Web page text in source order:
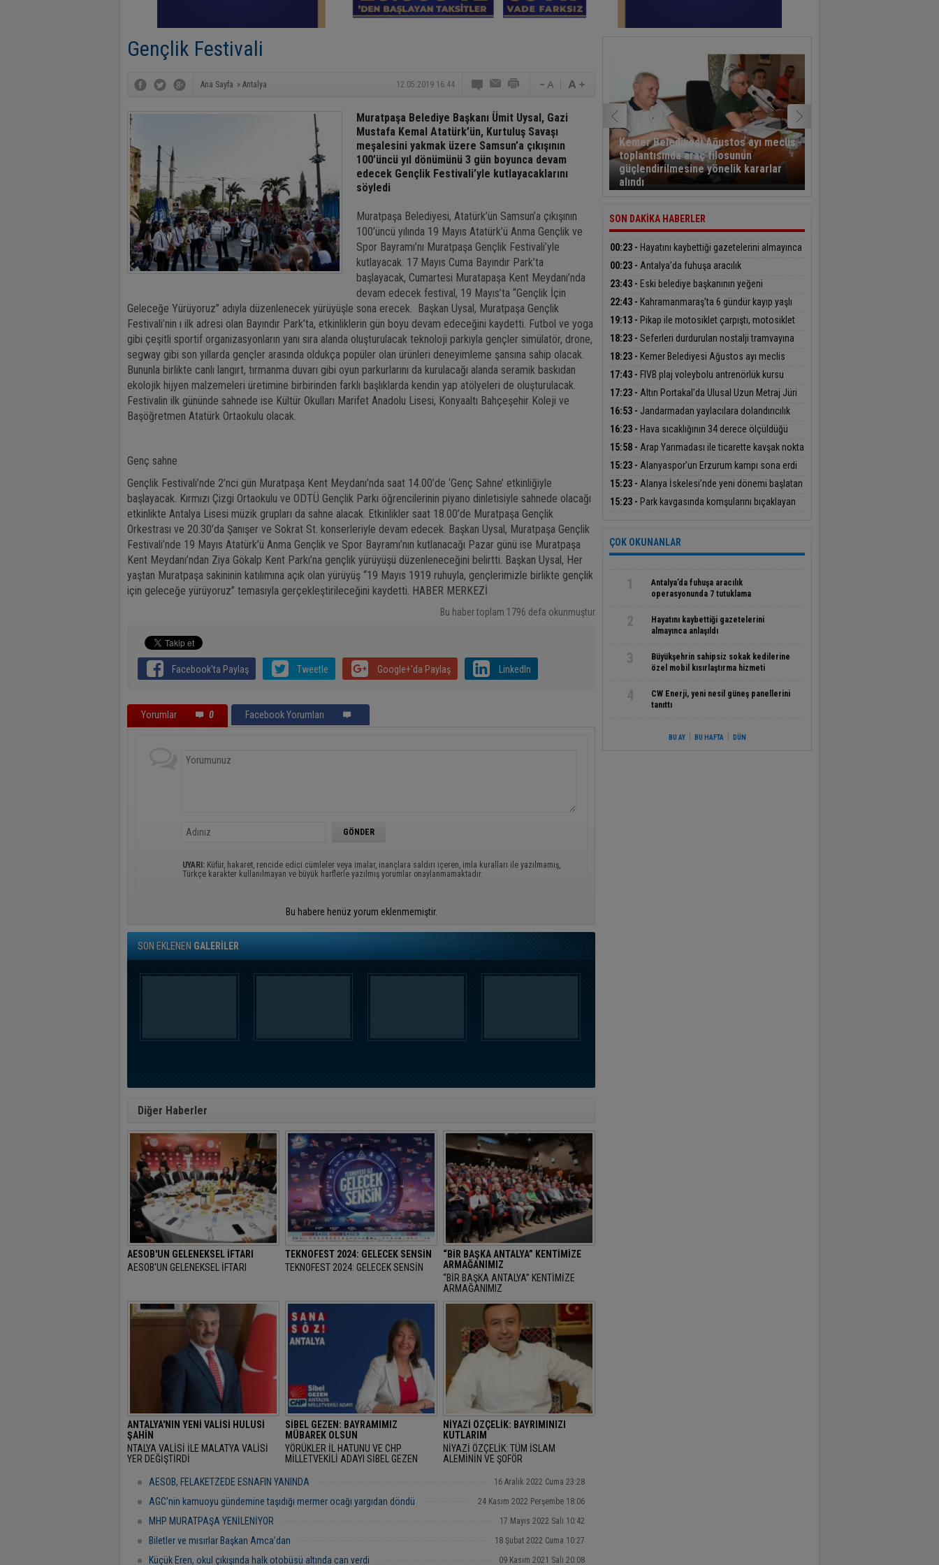
Gençlik Festivali
Ana Sayfa » Antalya 12.05.2019 16:44
Muratpaşa Belediye Başkanı Ümit Uysal, Gazi
Mustafa Kemal Atatürk’ün, Kurtuluş Savaşı
meşalesini yakmak üzere Samsun’a çıkışının
100’üncü yıl dönümünü 3 gün boyunca devam
edecek Gençlik Festivali’yle kutlayacaklarını
söyledi
Muratpaşa Belediyesi, Atatürk’ün Samsun’a çıkışının
100’üncü yılında 19 Mayıs Atatürk’ü Anma Gençlik ve
Spor Bayramı’nı Muratpaşa Gençlik Festivali’yle
kutlayacak. 17 Mayıs Cuma Bayındır Park’ta
başlayacak, Cumartesi Muratapaşa Kent Meydanı’nda
devam edecek festival, 19 Mayıs’ta “Gençlik İçin
Geleceğe Yürüyoruz” adıyla düzenlenecek yürüyüşle sona erecek. Başkan Uysal, Muratpaşa Gençlik
Festivali’nin ı ilk adresi olan Bayındır Park’ta, etkinliklerin gün boyu devam edeceğini kaydetti. Futbol ve yoga
gibi çeşitli sportif organizasyonların yanı sıra alanda oluşturulacak teknoloji parkıyla gençler simülatör, drone,
segway gibi son yıllarda gençler arasında oldukça popüler olan ürünleri deneyimleme şansına sahip olacak.
Bununla birlikte canlı langırt, tırmanma duvarı gibi oyun parkurlarını da kurulacağı alanda seramik baskıdan
ekolojik hijyen malzemeleri üretimine birbirinden farklı başlıklarda kendin yap atölyeleri de oluşturulacak.
Festivalin ilk gününde sahnede ise Kültür Okulları Marifet Anadolu Lisesi, Konyaaltı Bahçeşehir Koleji ve
Başöğretmen Atatürk Ortaokulu olacak.
Genç sahne
Gençlik Festivali’nde 2’nci gün Muratpaşa Kent Meydanı’nda saat 14.00’de ‘Genç Sahne’ etkinliğiyle
başlayacak. Kırmızı Çizgi Ortaokulu ve ODTÜ Gençlik Parkı öğrencilerinin piyano dinletisiyle sahnede olacağı
etkinlikte Antalya Lisesi müzik grupları da sahne alacak. Etkinlikler saat 18.00’de Muratpaşa Gençlik
Orkestrası ve 20.30’da Şanışer ve Sokrat St. konserleriyle devam edecek. Başkan Uysal, Muratpaşa Gençlik
Festivali’nde 19 Mayıs Atatürk’ü Anma Gençlik ve Spor Bayramı’nın kutlanacağı Pazar günü ise Muratpaşa
Kent Meydanı’ndan Ziya Gökalp Kent Parkı’na gençlik yürüyüşü düzenleneceğini belirtti. Başkan Uysal, Her
yaştan Muratpaşa sakininin katılımına açık olan yürüyüş “19 Mayıs 1919 ruhuyla, gençlerimizle birlikte gençlik
için geleceğe yürüyoruz” temasıyla gerçekleştirileceğini kaydetti. HABER MERKEZİ
Bu haber toplam 1796 defa okunmuştur
Facebook'ta Paylaş Tweetle Google+'da Paylaş LinkedIn
Yorumlar 0 Facebook Yorumları
UYARI: Küfür, hakaret, rencide edici cümleler veya imalar, inançlara saldırı içeren, imla kuralları ile yazılmamış,
Türkçe karakter kullanılmayan ve büyük harflerle yazılmış yorumlar onaylanmamaktadır.
Bu habere henüz yorum eklenmemiştir.
SON EKLENEN GALERİLER
Diğer Haberler
AESOB'UN GELENEKSEL İFTARI
AESOB'UN GELENEKSEL İFTARI
TEKNOFEST 2024: GELECEK SENSİN
TEKNOFEST 2024: GELECEK SENSİN
“BİR BAŞKA ANTALYA” KENTİMİZE
ARMAĞANIMIZ
“BİR BAŞKA ANTALYA” KENTİMİZE
ARMAĞANIMIZ
ANTALYA'NIN YENİ VALİSİ HULUSİ
ŞAHİN
NTALYA VALİSİ İLE MALATYA VALİSİ
YER DEĞİŞTİRDİ
SİBEL GEZEN: BAYRAMIMIZ
MÜBAREK OLSUN
YÖRÜKLER İL HATUNU VE CHP
MİLLETVEKİLİ ADAYI SİBEL GEZEN
"BAŞRAMIMIZ MÜBAREK OLSUN" DEDİ.
NİYAZİ ÖZÇELİK: BAYRIMINIZI
KUTLARIM
NİYAZİ ÖZÇELİK: TÜM İSLAM
ALEMİNİN VE ŞOFÖR
BAYRAMINIZI KUTLARIM
AESOB, FELAKETZEDE ESNAFIN YANINDA 16 Aralık 2022 Cuma 23:28
AGC’nin kamuoyu gündemine taşıdığı mermer ocağı yargıdan döndü 24 Kasım 2022 Perşembe 18:06
MHP MURATPAŞA YENİLENİYOR 17 Mayıs 2022 Salı 10:42
Biletler ve mısırlar Başkan Amca’dan 18 Şubat 2022 Cuma 10:27
Küçük Eren, okul çıkışında halk otobüsü altında can verdi 09 Kasım 2021 Salı 20:08
Kemer Belediyesi Ağustos ayı meclis
toplantısında araç filosunun
güçlendirilmesine yönelik kararlar
alındı
SON DAKİKA HABERLER
00:23 - Hayatını kaybettiği gazetelerini almayınca
anlaşıldı
00:23 - Antalya’da fuhuşa aracılık
operasyonunda 7 tutuklama
23:43 - Eski belediye başkanının yeğeni
motosiklet kazasında hayatını kaybetti
22:43 - Kahramanmaraş’ta 6 gündür kayıp yaşlı
adamın Berke Barajı’nda cansız bedeni bulundu
19:13 - Pikap ile motosiklet çarpıştı, motosiklet
sürücüsü yaralandı
18:23 - Seferleri durdurulan nostalji tramvayına
yanıcı madde atıldı: O anlar kamerada
18:23 - Kemer Belediyesi Ağustos ayı meclis
toplantısında araç filosunun güçlendirilmesine
yönelik kararlar alındı
17:43 - FIVB plaj voleybolu antrenörlük kursu
Alanya’da başladı
17:23 - Altın Portakal’da Ulusal Uzun Metraj Jüri
Başkanlığı görevini Derviş Zaim yapacak
16:53 - Jandarmadan yaylacılara dolandırıcılık
uyarısı
16:23 - Hava sıcaklığının 34 derece ölçüldüğü
Antalya’da deniz suyu sıcaklığı 30 dereceyi gördü
15:58 - Arap Yarımadası ile ticarette kavşak nokta
olan Cilvegözü’nden günde bin 500 tır giriş-çıkış
yapıyor
15:23 - Alanyaspor’un Erzurum kampı sona erdi
15:23 - Alanya İskelesi’nde yeni dönemi başlatan
protokol imzalandı
15:23 - Park kavgasında komşularını bıçaklayan
ÇOK OKUNANLAR
1
Antalya’da fuhuşa aracılık
operasyonunda 7 tutuklama
2
Hayatını kaybettiği gazetelerini
almayınca anlaşıldı
3
Büyükşehrin sahipsiz sokak kedilerine
özel mobil kısırlaştırma hizmeti
4
CW Enerji, yeni nesil güneş panellerini
tanıttı
BU AY BU HAFTA DÜN